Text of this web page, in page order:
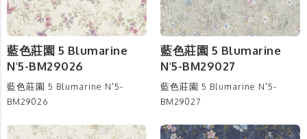
藍色莊園 5 Blumarine
N'5-BM29026
藍色莊園 5 Blumarine N'5-
BM29026
藍色莊園 5 Blumarine
N'5-BM29027
藍色莊園 5 Blumarine N'5-
BM29027